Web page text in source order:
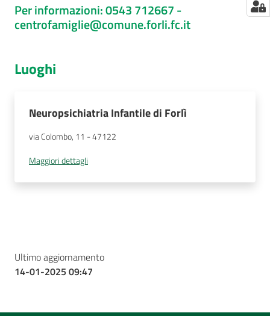
Per informazioni: 0543 712667 -
centrofamiglie@comune.forli.fc.it
Luoghi
Neuropsichiatria Infantile di Forlì
via Colombo, 11 - 47122
Maggiori dettagli
Ultimo aggiornamento
14-01-2025 09:47